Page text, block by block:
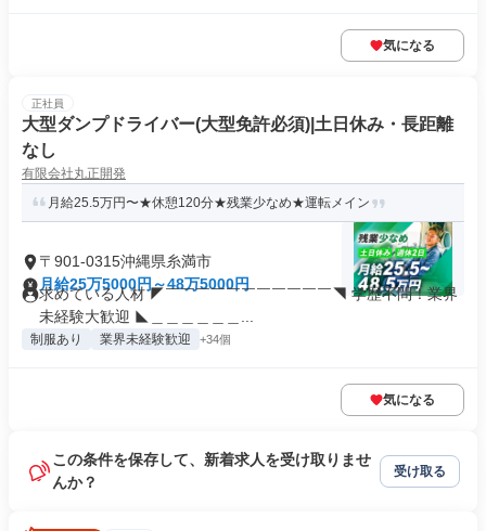
気になる
正社員
大型ダンプドライバー(大型免許必須)|土日休み・長距離
なし
有限会社丸正開発
月給25.5万円〜★休憩120分★残業少なめ★運転メイン
〒901-0315沖縄県糸満市
月給25万5000円～48万5000円
求めている人材 ◤￣￣￣￣￣￣￣￣￣￣￣◥ 学歴不問！業界
未経験大歓迎 ◣＿＿＿＿＿＿...
制服あり 業界未経験歓迎 +34個
気になる
この条件を保存して、新着求人を受け取りませ
んか？
受け取る